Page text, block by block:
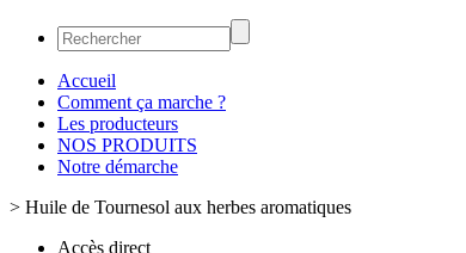
Accueil
Comment ça marche ?
Les producteurs
NOS PRODUITS
Notre démarche
> Huile de Tournesol aux herbes aromatiques
Accès direct